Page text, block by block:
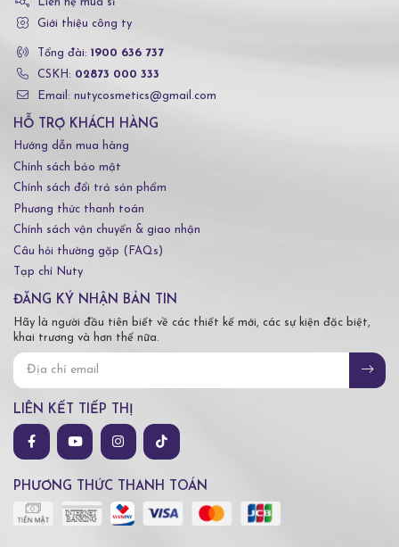
Liên hệ mua sỉ
Giới thiệu công ty
Tổng đài: 1900 636 737
CSKH: 02873 000 333
Email: nutycosmetics@gmail.com
HỖ TRỢ KHÁCH HÀNG
Hướng dẫn mua hàng
Chính sách bảo mật
Chính sách đổi trả sản phẩm
Phương thức thanh toán
Chính sách vận chuyển & giao nhận
Câu hỏi thường gặp (FAQs)
Tạp chí Nuty
ĐĂNG KÝ NHẬN BẢN TIN
Hãy là người đầu tiên biết về các thiết kế mới, các sự kiện đặc biệt,
khai trương và hơn thế nữa.
LIÊN KẾT TIẾP THỊ
PHƯƠNG THỨC THANH TOÁN